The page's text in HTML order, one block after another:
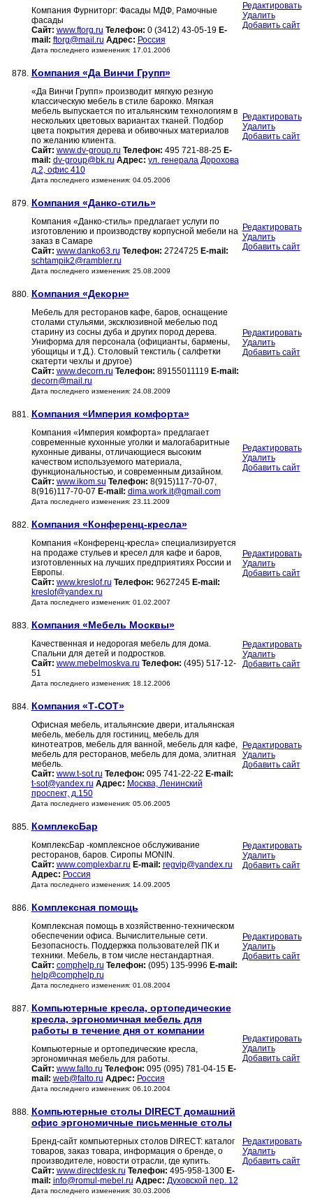
Компания Фурниторг: Фасады МДФ, Рамочные
фасады
Сайт: www.ftorg.ru Телефон: 0 (3412) 43-05-19 E-
mail: ftorg@mail.ru Адрес: Россия
Дата последнего изменения: 17.01.2006
Редактировать
Удалить
Добавить сайт
878. Компания «Да Винчи Групп»
«Да Винчи Групп» производит мягкую резную
классическую мебель в стиле барокко. Мягкая
мебель выпускается по итальянским технологиям в
нескольких цветовых вариантах тканей. Подбор
цвета покрытия дерева и обивочных материалов
по желанию клиента.
Сайт: www.dv-group.ru Телефон: 495 721-88-25 E-
mail: dv-group@bk.ru Адрес: ул. генерала Дорохова
д.2, офис 410
Дата последнего изменения: 04.05.2006
Редактировать
Удалить
Добавить сайт
879. Компания «Данко-стиль»
Компания «Данко-стиль» предлагает услуги по
изготовлению и производству корпусной мебели на
заказ в Самаре
Сайт: www.danko63.ru Телефон: 2724725 E-mail:
schtampik2@rambler.ru
Дата последнего изменения: 25.08.2009
Редактировать
Удалить
Добавить сайт
880. Компания «Декорн»
Мебель для ресторанов кафе, баров, оснащение
столами стульями, эксклюзивной мебелью под
старину из сосны дуба и других пород дерева.
Униформа для персонала (официанты, бармены,
убощицы и т.Д.). Столовый текстиль ( салфетки
скатерти чехлы и другое)
Сайт: www.decorn.ru Телефон: 89155011119 E-mail:
decorn@mail.ru
Дата последнего изменения: 24.08.2009
Редактировать
Удалить
Добавить сайт
881. Компания «Империя комфорта»
Компания «Империя комфорта» предлагает
современные кухонные уголки и малогабаритные
кухонные диваны, отличающиеся высоким
качеством используемого материала,
функциональностью, и современным дизайном.
Сайт: www.ikom.su Телефон: 8(915)117-70-07,
8(916)117-70-07 E-mail: dima.work.it@gmail.com
Дата последнего изменения: 23.11.2009
Редактировать
Удалить
Добавить сайт
882. Компания «Конференц-кресла»
Компания «Конференц-кресла» специализируется
на продаже стульев и кресел для кафе и баров,
изготовленных на лучших предприятиях России и
Европы.
Сайт: www.kreslof.ru Телефон: 9627245 E-mail:
kreslof@yandex.ru
Дата последнего изменения: 01.02.2007
Редактировать
Удалить
Добавить сайт
883. Компания «Мебель Москвы»
Качественная и недорогая мебель для дома.
Спальни для детей и подростков.
Сайт: www.mebelmoskva.ru Телефон: (495) 517-12-
51
Дата последнего изменения: 18.12.2006
Редактировать
Удалить
Добавить сайт
884. Компания «Т-СОТ»
Офисная мебель, итальянские двери, итальянская
мебель, мебель для гостиниц, мебель для
кинотеатров, мебель для ванной, мебель для кафе,
мебель для ресторанов, мебель для дома, элитная
мебель.
Сайт: www.t-sot.ru Телефон: 095 741-22-22 E-mail:
t-sot@yandex.ru Адрес: Москва, Ленинский
проспект, д.150
Дата последнего изменения: 05.06.2005
Редактировать
Удалить
Добавить сайт
885. КомплексБар
КомплексБар -комплексное обслуживание
ресторанов, баров. Сиропы MONIN.
Сайт: www.complexbar.ru E-mail: regvip@yandex.ru
Адрес: Россия
Дата последнего изменения: 14.09.2005
Редактировать
Удалить
Добавить сайт
886. Комплексная помощь
Комплексная помощь в хозяйственно-техническом
обеспечении офиса. Вычислительные сети.
Безопасность. Поддержка пользователей ПК и
техники. Мебель, в том числе нестандартная.
Сайт: comphelp.ru Телефон: (095) 135-9996 E-mail:
help@comphelp.ru
Дата последнего изменения: 01.08.2004
Редактировать
Удалить
Добавить сайт
887. Компьютерные кресла, ортопедические
кресла, эргономичная мебель для
работы в течение дня от компании
Компьютерные и ортопедические кресла,
эргономичная мебель для работы.
Сайт: www.falto.ru Телефон: 095 (095) 781-04-15 E-
mail: web@falto.ru Адрес: Россия
Дата последнего изменения: 06.10.2004
Редактировать
Удалить
Добавить сайт
888. Компьютерные столы DIRECT домашний
офис эргономичные письменные столы
Бренд-сайт компьютерных столов DIRECT: каталог
товаров, заказ товара, информация о бренде, о
производителе, новости отрасли, где купить.
Сайт: www.directdesk.ru Телефон: 495-958-1300 E-
mail: info@romul-mebel.ru Адрес: Духовской пер. 12
Дата последнего изменения: 30.03.2006
Редактировать
Удалить
Добавить сайт